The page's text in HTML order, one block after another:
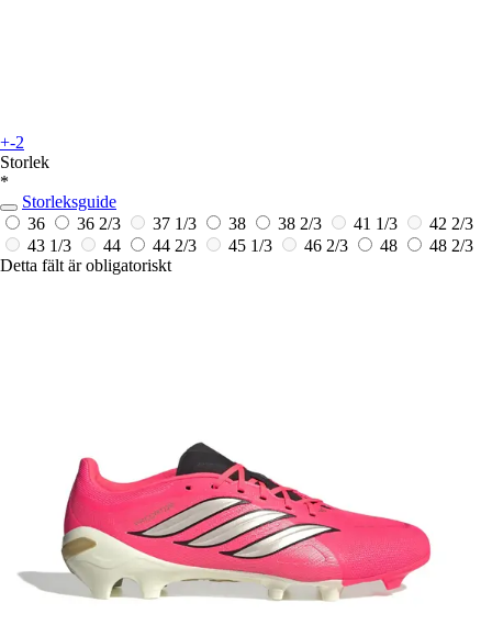
+-2
Storlek
*
Storleksguide
36
36 2/3 37 1/3 38 38 2/3 41 1/3
42 2/3
43 1/3
44 44 2/3 45 1/3 46 2/3 48
48 2/3
Detta fält är obligatoriskt